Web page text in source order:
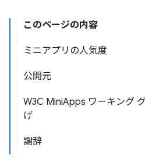
このページの内容
ミニアプリの人気度
公開元
W3C MiniApps ワーキング
げ
謝辞